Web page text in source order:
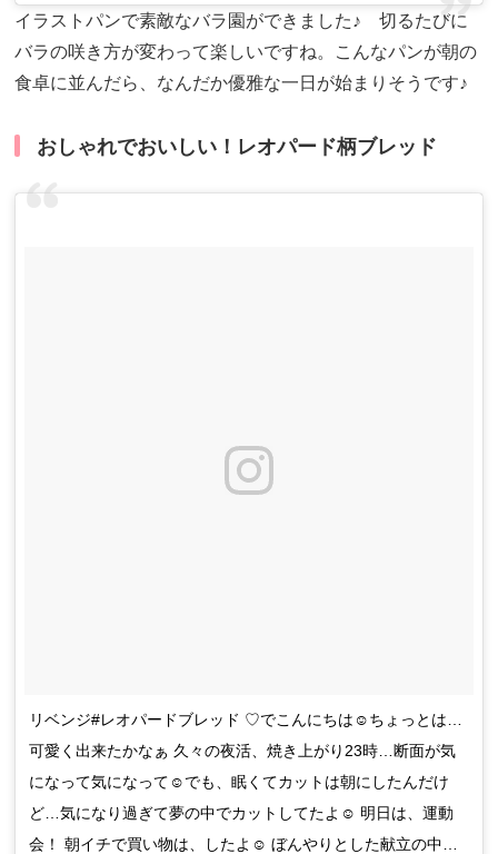
イラストパンで素敵なバラ園ができました♪ 切るたびに
バラの咲き方が変わって楽しいですね。こんなパンが朝の
食卓に並んだら、なんだか優雅な一日が始まりそうです♪
おしゃれでおいしい！レオパード柄ブレッド
リベンジ#レオパードブレッド ♡でこんにちは☺︎ちょっとは…
可愛く出来たかなぁ 久々の夜活、焼き上がり23時…断面が気
になって気になって☺︎でも、眠くてカットは朝にしたんだけ
ど…気になり過ぎて夢の中でカットしてたよ☺︎ 明日は、運動
会！ 朝イチで買い物は、したよ☺︎ ぼんやりとした献立の中…